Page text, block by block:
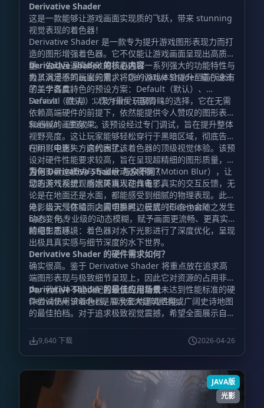
Derivative Shader
这是一款能够让游戏画面实现质的飞跃，带来 stunning
视觉表现的着色器！
Derivative Shader 是一款专为提升游戏图形表现力而打
造的图形增强着色器。它不仅能让游戏画面呈现出高质
量、生动且逼真的效果，更通过一系列强大的功能特性与
极具沉浸感的画面元素，将您的游戏体验提升至前所未有
的美学高度。
Derivative Shader 的核心内容
为了满足不同玩家的需求，Derivative Shader 精心设计
了三个各具特色的预设方案：Default（默认）、
Survival（生存）以及 Film（电影）。
Default（默认）：作为最受玩家青睐的选择，它在无需
依赖高端硬件的前提下，依然能提供令人赞叹的图形表现
和细腻的画面效果。
Survival（生存）：该预设经过专门调试，旨在提升整体
视野亮度。这让玩家能够轻松穿行于黑暗区域，彻底告别
在阴影中迷失方向的困扰。
Film（电影）：这代表了该着色器的顶级视觉体验。该预
设对硬件性能要求较高，旨在呈现超精细的图形质量，内
置电影黑边模式与专业级动态模糊（Motion Blur），让
您的游戏视觉观感媲美真人动作电影。
为何 Derivative Shader 与众不同？
动态天气系统：雨水环境现在具备了真实的交互反馈，无
论是在地面还是水面，都能感受到细腻的物理表现。此
外，当天气在晴雨之间切换时，云层的形态也会随之发生
动态变化。
电影级沉浸体验：内置电影黑边模式（Cinematic
bars）与专业级的动态模糊，赋予画面更流畅、更真实
的电影质感。
精细生态环境：着色器对水下光影进行了深度优化，呈现
出极具真实感与细节深度的水下世界。
Derivative Shader 的硬件需求如何？
确实很高。鉴于 Derivative Shader 将重点放在追求高
端图形表现与极致细节呈现上，因此它对资源的占用非常
大。我们并不建议配置较低的设备或未达到性能标准的硬
件尝试使用该着色器，以免影响游戏性能。
Derivative Shader 的最佳应用场景
Derivative Shader 是展示宏大建筑结构或广阔史诗地图
的最佳拍档。对于追求极致视觉震撼，希望全面展示自己
择。9,640 下载 2026-04-26
JAVA版
光影